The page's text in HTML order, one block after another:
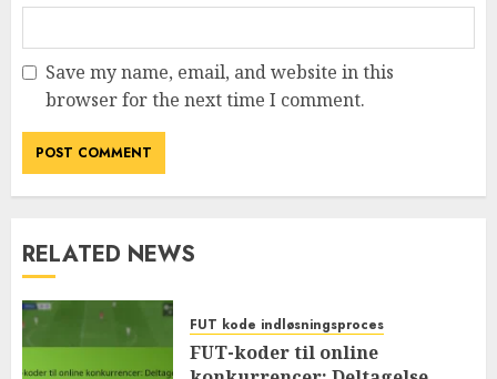
Save my name, email, and website in this
browser for the next time I comment.
RELATED NEWS
FUT kode indløsningsproces
FUT-koder til online